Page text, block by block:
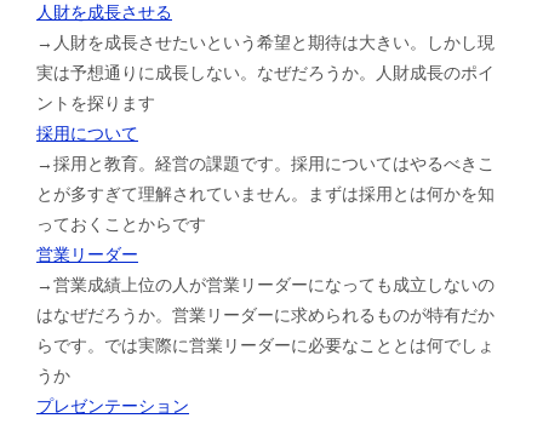
人財を成長させる
→人財を成長させたいという希望と期待は大きい。しかし現
実は予想通りに成長しない。なぜだろうか。人財成長のポイ
ントを探ります
採用について
→採用と教育。経営の課題です。採用についてはやるべきこ
とが多すぎて理解されていません。まずは採用とは何かを知
っておくことからです
営業リーダー
→営業成績上位の人が営業リーダーになっても成立しないの
はなぜだろうか。営業リーダーに求められるものが特有だか
らです。では実際に営業リーダーに必要なこととは何でしょ
うか
プレゼンテーション